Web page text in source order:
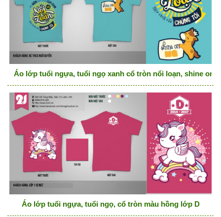
Áo lớp tuổi ngựa, tuổi ngọ xanh cổ tròn nổi loạn, shine on
Áo lớp tuổi ngựa, tuổi ngọ, cổ tròn màu hồng lớp D